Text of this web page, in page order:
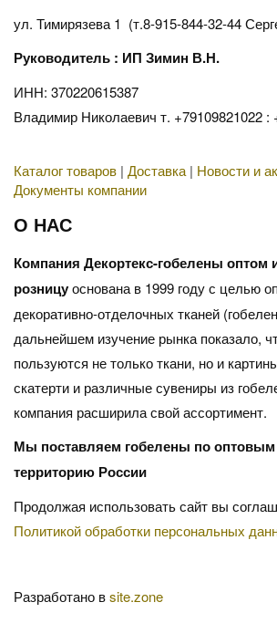
ул. Тимирязева 1 (т.8-915-844-32-44
Руководитель : ИП Зимин В.Н.
ИНН: 370220615387
Владимир Николаевич т. +79109821022 :
Каталог товаров | Доставка | Новости и
Документы компании
О НАС
Компания Декортекс-гобелены оптом
розницуоснована в 1999 году с целью
декоративно-отделочных тканей
дальнейшем изучение рынка показало,
пользуются не только ткани, но и
скатерти и различные сувениры из
компания расширила свой ассортимент.
Мы поставляем гобелены по
территорию России
Продолжая использовать сайт вы
Политикой обработки персональных
Разработано вsite.zone